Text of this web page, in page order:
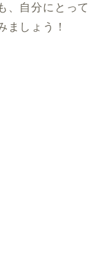
、自分にとって
ましょう！